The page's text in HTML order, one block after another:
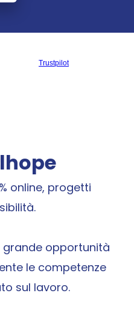
Trustpilot
online, progetti
opportunità
le competenze
sul lavoro.